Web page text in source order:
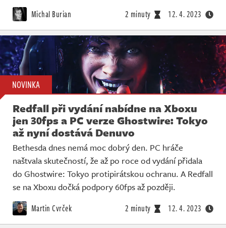
Michal Burian 2 minuty 12. 4. 2023
NOVINKA
Redfall při vydání nabídne na Xboxu
jen 30fps a PC verze Ghostwire: Tokyo
až nyní dostává Denuvo
Bethesda dnes nemá moc dobrý den. PC hráče
naštvala skutečností, že až po roce od vydání přidala
do Ghostwire: Tokyo protipirátskou ochranu. A Redfall
se na Xboxu dočká podpory 60fps až později.
Martin Cvrček 2 minuty 12. 4. 2023